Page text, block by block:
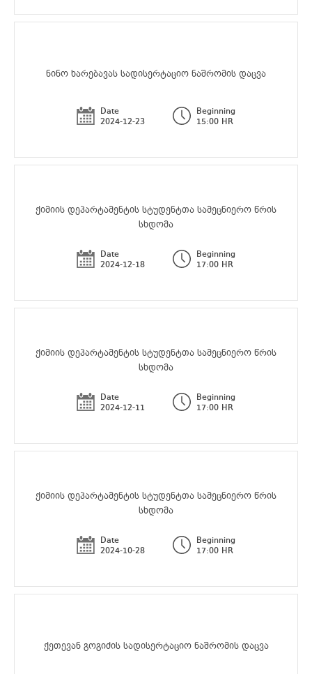
ნინო ხარებავას სადისერტაციო ნაშრომის დაცვა
Date
2024-12-23
Beginning
15:00 HR
ქიმიის დეპარტამენტის სტუდენტთა სამეცნიერო წრის
სხდომა
Date
2024-12-18
Beginning
17:00 HR
ქიმიის დეპარტამენტის სტუდენტთა სამეცნიერო წრის
სხდომა
Date
2024-12-11
Beginning
17:00 HR
ქიმიის დეპარტამენტის სტუდენტთა სამეცნიერო წრის
სხდომა
Date
2024-10-28
Beginning
17:00 HR
ქეთევან გოგიძის სადისერტაციო ნაშრომის დაცვა